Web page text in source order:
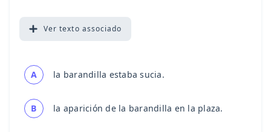
Ver texto associado
A la barandilla estaba sucia.
B la aparición de la barandilla en la plaza.